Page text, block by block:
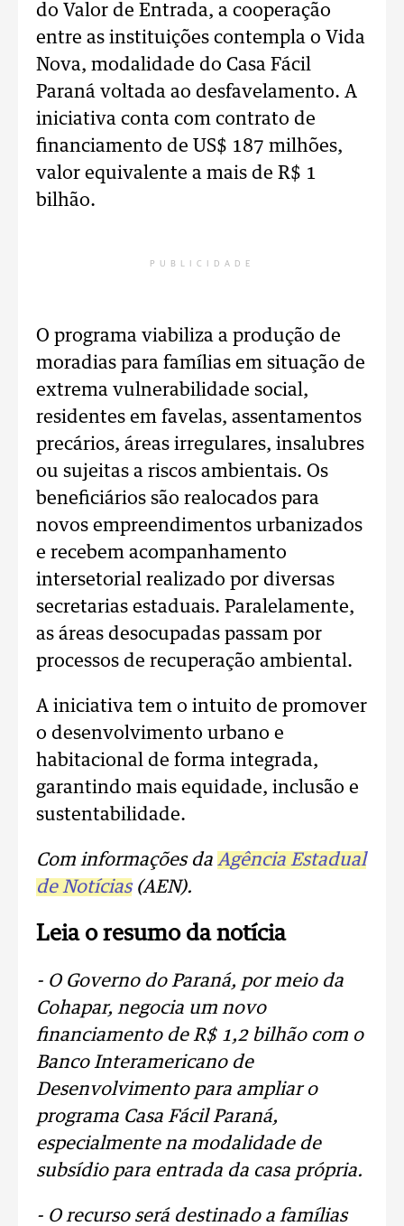
do Valor de Entrada, a cooperação
entre as instituições contempla o Vida
Nova, modalidade do Casa Fácil
Paraná voltada ao desfavelamento. A
iniciativa conta com contrato de
financiamento de US$ 187 milhões,
valor equivalente a mais de R$ 1
bilhão.
PUBLICIDADE
O programa viabiliza a produção de
moradias para famílias em situação de
extrema vulnerabilidade social,
residentes em favelas, assentamentos
precários, áreas irregulares, insalubres
ou sujeitas a riscos ambientais. Os
beneficiários são realocados para
novos empreendimentos urbanizados
e recebem acompanhamento
intersetorial realizado por diversas
secretarias estaduais. Paralelamente,
as áreas desocupadas passam por
processos de recuperação ambiental.
A iniciativa tem o intuito de promover
o desenvolvimento urbano e
habitacional de forma integrada,
garantindo mais equidade, inclusão e
sustentabilidade.
Com informações da Agência Estadual
de Notícias(AEN).
Leia o resumo da notícia
- O Governo do Paraná, por meio da
Cohapar, negocia um novo
financiamento de R$ 1,2 bilhão com o
Banco Interamericano de
Desenvolvimento para ampliar o
programa Casa Fácil Paraná,
especialmente na modalidade de
subsídio para entrada da casa própria.
- O recurso será destinado a famílias